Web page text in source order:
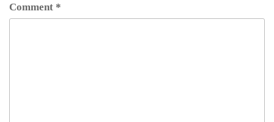
Comment *